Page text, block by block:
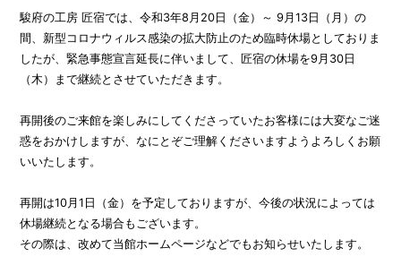
駿府の工房 匠宿では、令和3年8月20日（金）～ 9月13日（月）の
間、新型コロナウィルス感染の拡大防止のため臨時休場としておりま
したが、緊急事態宣言延長に伴いまして、匠宿の休場を9月30日
（木）まで継続とさせていただきます。
再開後のご来館を楽しみにしてくださっていたお客様には大変なご迷
惑をおかけしますが、なにとぞご理解くださいますようよろしくお願
いいたします。
再開は10月1日（金）を予定しておりますが、今後の状況によっては
休場継続となる場合もございます。
その際は、改めて当館ホームページなどでもお知らせいたします。